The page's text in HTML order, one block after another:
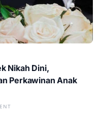
Nikah Dini,
Perkawinan Anak